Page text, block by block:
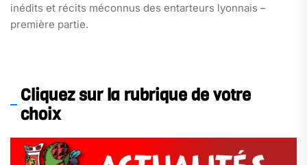
inédits et récits méconnus des entarteurs lyonnais –
première partie.
Cliquez sur la rubrique de votre
choix